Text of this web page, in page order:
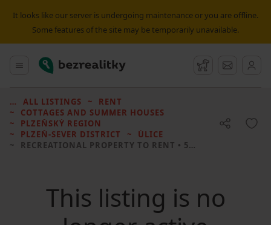
It looks like our server is undergoing maintenance or you are offline.
Some features of the site may be temporarily unavailable.
Main menu
Bezrealitky Watchdog
ALL LISTINGS
RENT
COTTAGES AND SUMMER HOUSES
PLZEŇSKÝ REGION
PLZEŇ-SEVER DISTRICT
ÚLICE
RECREATIONAL PROPERTY TO RENT • 50 M² WITHOUT REAL ESTATE
This listing is no